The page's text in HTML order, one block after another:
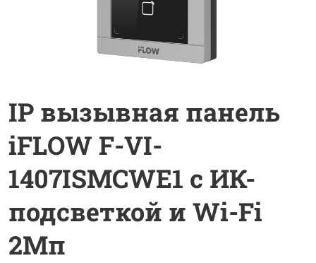
IP вызывная панель
iFLOW F-VI-
1407ISMCWE1 с ИК-
подсветкой и Wi-Fi
2Мп